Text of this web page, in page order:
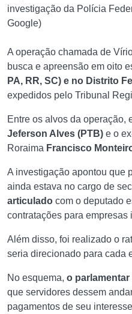
investigação da Polícia
Google)
A operação chamada de
busca e apreensão em oito
PA, RR, SC) e no Distrito
expedidos pelo Tribunal
Entre os alvos da operação,
Jeferson Alves (PTB) e o
Roraima Francisco
A investigação apontou que
ainda estava no cargo de
articulado com o deputado
contratações para empresas
Além disso, foi realizado o
seria direcionado para cada
No esquema, o
que servidores dessem
pagamentos de seu